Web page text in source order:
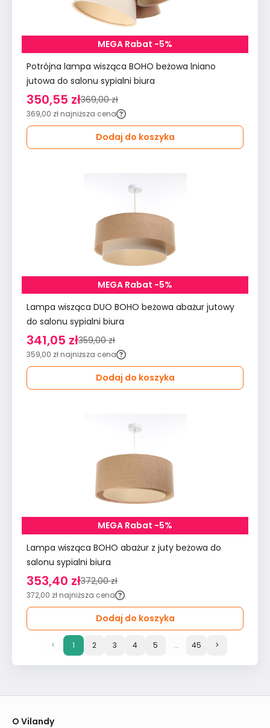
MEGA Rabat -5%
Potrójna lampa wisząca BOHO beżowa lniano
jutowa do salonu sypialni biura
350,55 zł369,00 zł
369,00 zł najniższa cena
Dodaj do koszyka
MEGA Rabat -5%
Lampa wisząca DUO BOHO beżowa abażur jutowy
do salonu sypialni biura
341,05 zł359,00 zł
359,00 zł najniższa cena
Dodaj do koszyka
MEGA Rabat -5%
Lampa wisząca BOHO abażur z juty beżowa do
salonu sypialni biura
353,40 zł372,00 zł
372,00 zł najniższa cena
Dodaj do koszyka
< 1 2 3 4 5 ... 45 >
O Vilandy